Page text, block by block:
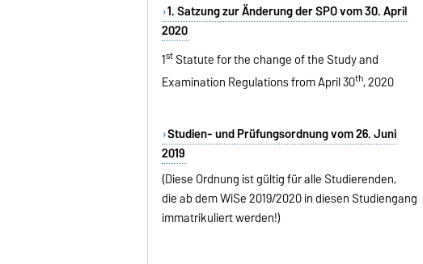
1. Satzung zur Änderung der SPO vom 30. April
2020
1stStatute for the change of the Study and
Examination Regulations from April 30th, 2020
Studien- und Prüfungsordnung vom 26. Juni
2019
(Diese Ordnung ist gültig für alle Studierenden,
die ab dem WiSe 2019/2020 in diesen Studiengang
immatrikuliert werden!)